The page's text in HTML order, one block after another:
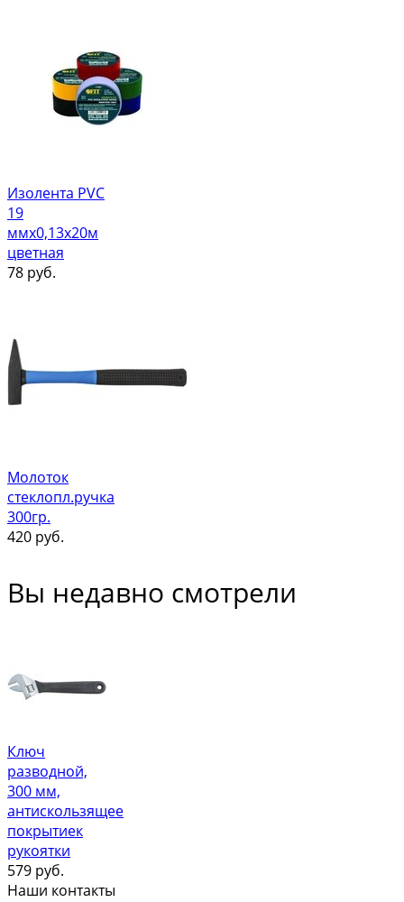
Изолента PVC
19
ммх0,13х20м
цветная
78 руб.
Молоток
стеклопл.ручка
300гр.
420 руб.
Вы недавно смотрели
Ключ
разводной,
300 мм,
антискользящее
покрытиек
рукоятки
579 руб.
Наши контакты